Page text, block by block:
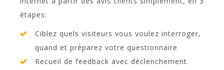
étapes:
Ciblez quels visiteurs vous voulez interroger,
quand et préparez votre questionnaire
Recueil de feedback avec déclenchement